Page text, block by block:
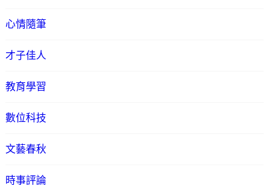
心情隨筆
才子佳人
教育學習
數位科技
文藝春秋
時事評論